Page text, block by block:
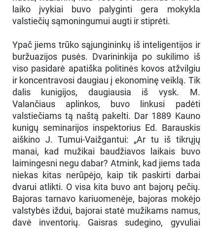
laiko įvykiai buvo palyginti gera mokykla
valstiečių sąmoningumui augti ir stiprėti.
Ypač jiems trūko sąjungininkų iš inteligentijos ir
buržuazijos pusės. Dvarininkija po sukilimo iš
viso pasidarė apatiška politinės kovos atžvilgiu
ir koncentravosi daugiau į ekonominę veiklą. Tik
dalis kunigijos, daugiausia iš vysk. M.
Valančiaus aplinkos, buvo linkusi padėti
valstiečiams tą naštą pakelti. Dar 1889 Kauno
kunigų seminarijos inspektorius Ed. Barauskis
aiškino J. Tumui-Vaižgantui: „Ar tu iš tikrųjų
manai, kad mužikai baudžiavos laikais buvo
laimingesni negu dabar? Atmink, kad jiems tada
niekas kitas nerūpėjo, kaip tik paskirti darbai
dvarui atlikti. O visa kita buvo ant bajorų pečių.
Bajoras tarnavo kariuomenėje, bajoras mokėjo
valstybės iždui, bajorai statė mužikams namus,
davė inventorių. Gaisras sudegino, gyvuliai